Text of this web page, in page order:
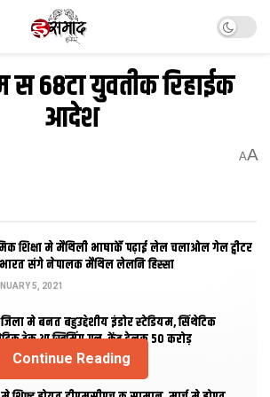
स 68टा युवतीक रिहाईक
आदेश
AA
शि‍क्षा मे मैथि‍ली भाषाकेँ पढ़ाई लेल चलाओल गेल ट्वीटर
भारत संगे नेपालक मैथिल लेलनि हिस्सा
5, 2021
मे बनत बहुउद्देशीय इंडोर स्‍टेडि‍यम, सिंथेटिक
ट्रेक आ स्विमिंग पुल, केंद्र देलक 50 करोड़
26, 2020
Continue Reading